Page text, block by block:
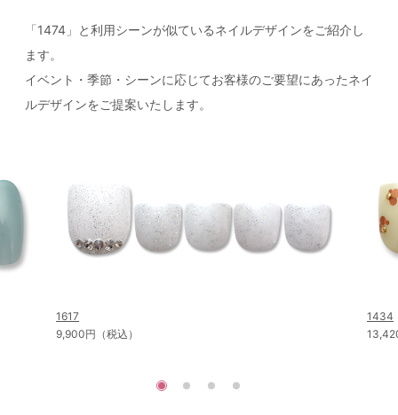
「1474」と利用シーンが似ているネイルデザインをご紹介し
ます。
イベント・季節・シーンに応じてお客様のご要望にあったネイ
ルデザインをご提案いたします。
1617
9,900円（税込）
1434